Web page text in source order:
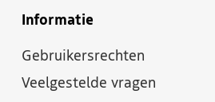
Informatie
Gebruikersrechten
Veelgestelde vragen